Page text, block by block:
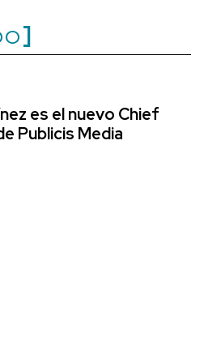
es el nuevo Chief
Publicis Media